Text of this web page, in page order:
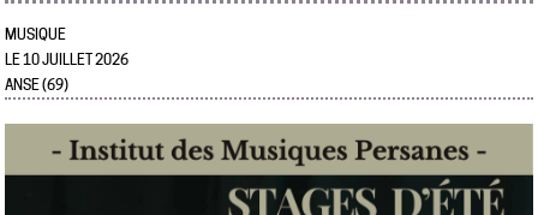
MUSIQUE
LE 10 JUILLET 2026
ANSE (69)